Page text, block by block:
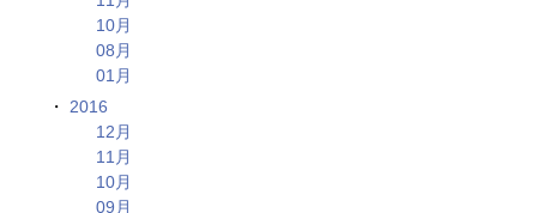
10月
08月
01月
2016
12月
11月
10月
09月